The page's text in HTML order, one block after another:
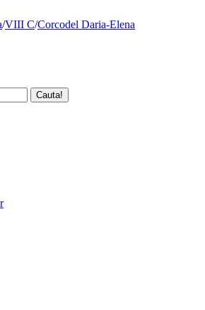
/VIII C/Corcodel Daria-Elena